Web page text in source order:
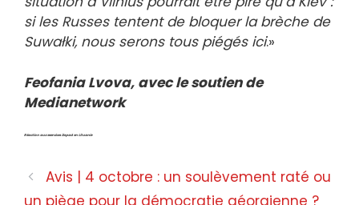
si les Russes tentent de bloquer la brèche de
Suwałki, nous serons tous piégés ici.»
Feofania Lvova, avec le soutien de
Medianetwork
Réaction aux exercices Zapad en Lituanie
Avis | 4 octobre : un soulèvement raté ou